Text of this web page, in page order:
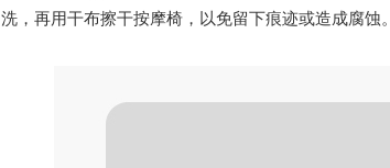
洗，再用干布擦干按摩椅，以免留下痕迹或造成腐蚀。